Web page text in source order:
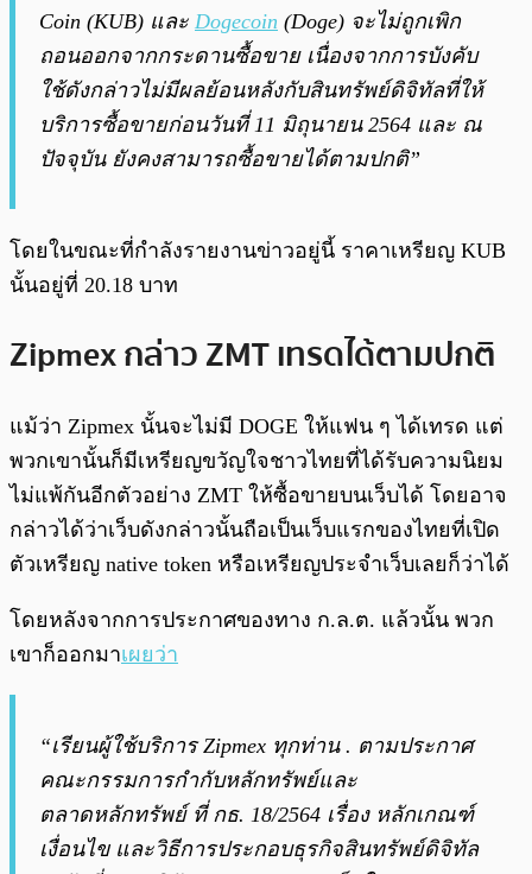
Coin (KUB) และ Dogecoin (Doge) จะไม่ถูกเพิก
ถอนออกจากกระดานซื้อขาย เนื่องจากการบังคับ
ใช้ดังกล่าวไม่มีผลย้อนหลังกับสินทรัพย์ดิจิทัลที่ให้
บริการซื้อขายก่อนวันที่ 11 มิถุนายน 2564 และ ณ
ปัจจุบัน ยังคงสามารถซื้อขายได้ตามปกติ”
โดยในขณะที่กำลังรายงานข่าวอยู่นี้ ราคาเหรียญ KUB
นั้นอยู่ที่ 20.18 บาท
Zipmex กล่าว ZMT เทรดได้ตามปกติ
แม้ว่า Zipmex นั้นจะไม่มี DOGE ให้แฟน ๆ ได้เทรด แต่
พวกเขานั้นก็มีเหรียญขวัญใจชาวไทยที่ได้รับความนิยม
ไม่แพ้กันอีกตัวอย่าง ZMT ให้ซื้อขายบนเว็บได้ โดยอาจ
กล่าวได้ว่าเว็บดังกล่าวนั้นถือเป็นเว็บแรกของไทยที่เปิด
ตัวเหรียญ native token หรือเหรียญประจำเว็บเลยก็ว่าได้
โดยหลังจากการประกาศของทาง ก.ล.ต. แล้วนั้น พวก
เขาก็ออกมาเผยว่า
“เรียนผู้ใช้บริการ Zipmex ทุกท่าน . ตามประกาศ
คณะกรรมการกำกับหลักทรัพย์และ
ตลาดหลักทรัพย์ ที่ กธ. 18/2564 เรื่อง หลักเกณฑ์
เงื่อนไข และวิธีการประกอบธุรกิจสินทรัพย์ดิจิทัล